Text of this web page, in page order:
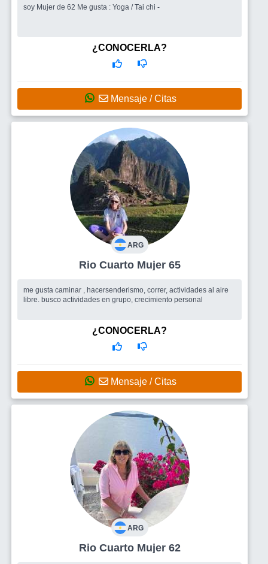
soy Mujer de 62 Me gusta : Yoga / Tai chi -
¿CONOCERLA?
Mensaje / Citas
ARG
Rio Cuarto Mujer 65
me gusta caminar , hacersenderismo, correr, actividades al aire
libre. busco actividades en grupo, crecimiento personal
¿CONOCERLA?
Mensaje / Citas
ARG
Rio Cuarto Mujer 62